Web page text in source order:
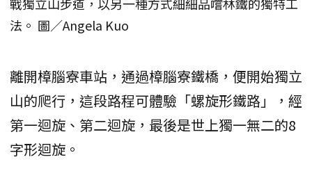
法。 圖／Angela Kuo
離開樟腦寮車站，通過樟腦寮鐵橋，便開始獨立
山的爬行，這段路程可體驗「螺旋形鐵路」，經
第一迴旋、第二迴旋，最後是世上獨一無二的8
字形迴旋。